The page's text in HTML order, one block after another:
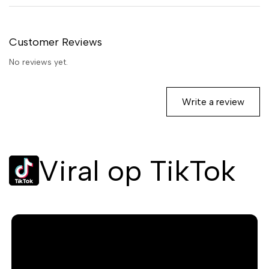
lange haar langer mooi en sterk
weer stralen.
Customer Reviews
No reviews yet.
Write a review
Viral op TikTok